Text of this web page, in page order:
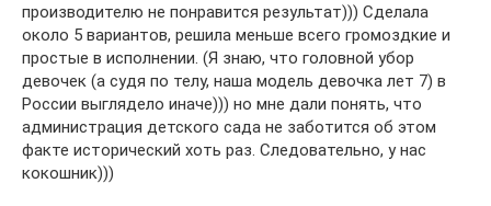
производителю не понравится результат))) Сделала
около 5 вариантов, решила меньше всего громоздкие и
простые в исполнении. (Я знаю, что головной убор
девочек (а судя по телу, наша модель девочка лет 7) в
России выглядело иначе))) но мне дали понять, что
администрация детского сада не заботится об этом
факте исторический хоть раз. Следовательно, у нас
кокошник)))